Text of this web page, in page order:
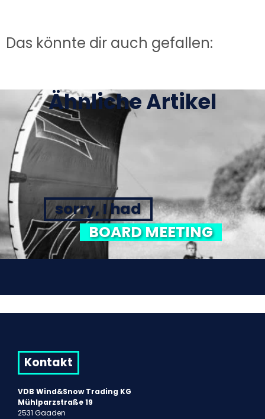
Das könnte dir auch gefallen:
Ähnliche Artikel
sorry, I had
BOARD MEETING
Kontakt
VDB Wind&Snow Trading KG
Mühlparzstraße 19
2531 Gaaden